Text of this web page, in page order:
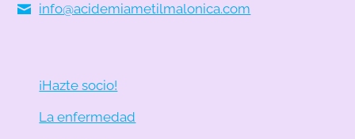
info@acidemiametilmalonica.com
¡Hazte socio!
La enfermedad